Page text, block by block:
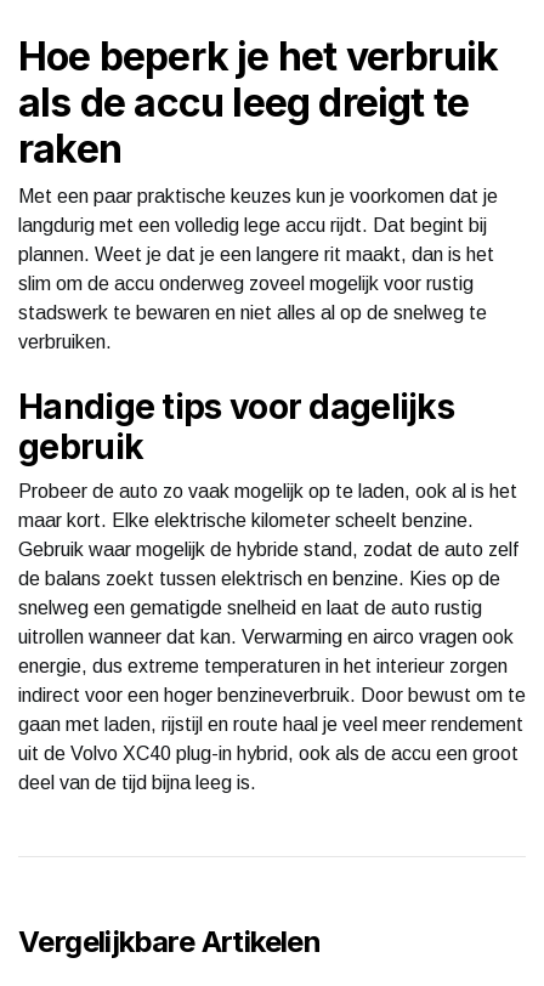
Hoe beperk je het verbruik
als de accu leeg dreigt te
raken
Met een paar praktische keuzes kun je voorkomen dat je
langdurig met een volledig lege accu rijdt. Dat begint bij
plannen. Weet je dat je een langere rit maakt, dan is het
slim om de accu onderweg zoveel mogelijk voor rustig
stadswerk te bewaren en niet alles al op de snelweg te
verbruiken.
Handige tips voor dagelijks
gebruik
Probeer de auto zo vaak mogelijk op te laden, ook al is het
maar kort. Elke elektrische kilometer scheelt benzine.
Gebruik waar mogelijk de hybride stand, zodat de auto zelf
de balans zoekt tussen elektrisch en benzine. Kies op de
snelweg een gematigde snelheid en laat de auto rustig
uitrollen wanneer dat kan. Verwarming en airco vragen ook
energie, dus extreme temperaturen in het interieur zorgen
indirect voor een hoger benzineverbruik. Door bewust om te
gaan met laden, rijstijl en route haal je veel meer rendement
uit de Volvo XC40 plug-in hybrid, ook als de accu een groot
deel van de tijd bijna leeg is.
Vergelijkbare Artikelen